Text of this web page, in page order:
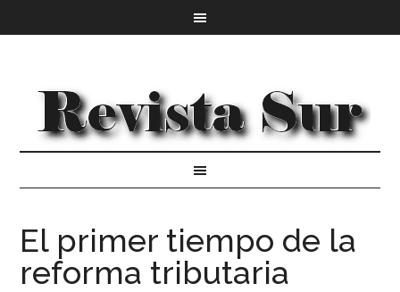
El primer tiempo de la
reforma tributaria